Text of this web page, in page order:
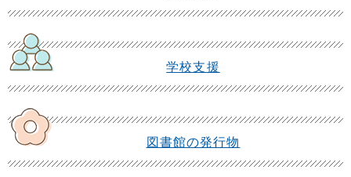
学校支援
図書館の発行物